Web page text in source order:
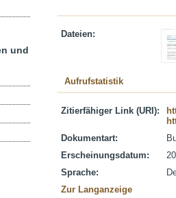
Dateien:
Aufrufstatistik
Zitierfähiger Link (URI):
Dokumentart:
Erscheinungsdatum:
Sprache:
Zur Langanzeige
und